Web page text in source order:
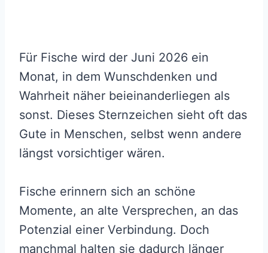
Für Fische wird der Juni 2026 ein
Monat, in dem Wunschdenken und
Wahrheit näher beieinanderliegen als
sonst. Dieses Sternzeichen sieht oft das
Gute in Menschen, selbst wenn andere
längst vorsichtiger wären.
Fische erinnern sich an schöne
Momente, an alte Versprechen, an das
Potenzial einer Verbindung. Doch
manchmal halten sie dadurch länger